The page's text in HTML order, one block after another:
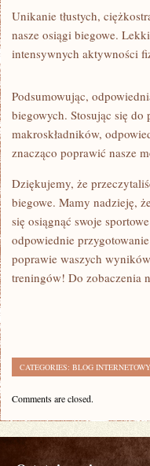
Unikanie ⁤tłustych,
nasze osiągi biegowe.
intensywnych ‌aktywności
Podsumowując,
biegowych. Stosując‌ się
makroskładników,
znacząco poprawić nasze
Dziękujemy, że
biegowe. Mamy nadzieję,
się osiągnąć swoje
odpowiednie
poprawie waszych
treningów! ‌Do zobaczenia
CATEGORIES: BLOG INTERNETOWY
Comments are closed.